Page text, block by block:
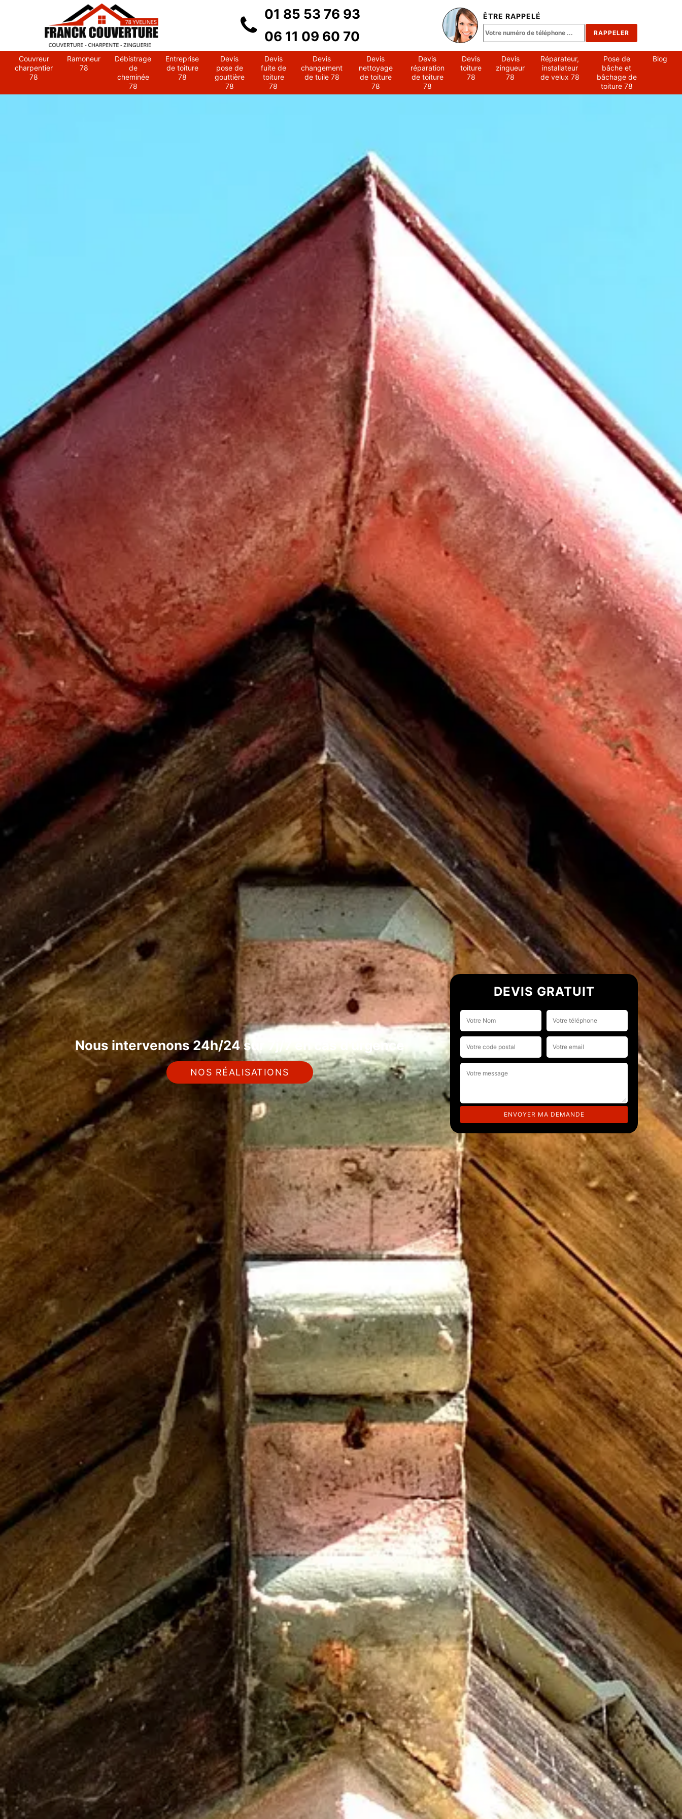
01 85 53 76 93
06 11 09 60 70
ÊTRE RAPPELÉ
Couvreur
charpentier
78
Ramoneur
78
Débistrage
de
cheminée
78
Entreprise
de toiture
78
Devis
pose de
gouttière
78
Devis
fuite de
toiture
78
Devis
changement
de tuile 78
Devis
nettoyage
de toiture
78
Devis
réparation
de toiture
78
Devis
toiture
78
Devis
zingueur
78
Réparateur,
installateur
de velux 78
Pose de
bâche et
bâchage de
toiture 78
Blog
Nous intervenons 24h/24 sur 7j/7 en cas d'urgence
NOS RÉALISATIONS
DEVIS GRATUIT